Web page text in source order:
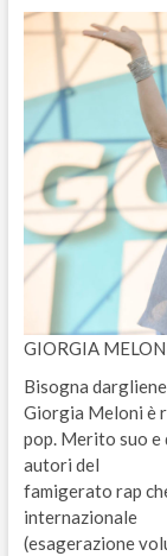
GIORGIA
Bisogna
Giorgia Meloni è
pop. Merito suo e
autori del
famigerato rap
internazionale
(esagerazione